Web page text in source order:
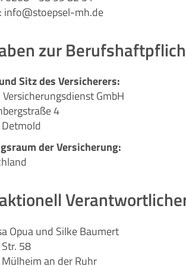
info@stoepsel-mh.de
zur
Sitz des Versicherers:
Versicherungsdienst GmbH
4
der Versicherung:
Opua und Silke Baumert
58
an der Ruhr